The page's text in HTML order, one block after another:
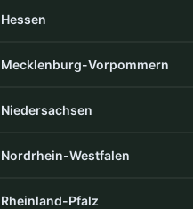
Hessen
Mecklenburg-Vorpommern
Niedersachsen
Nordrhein-Westfalen
Rheinland-Pfalz